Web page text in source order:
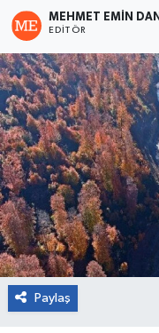
MEHMET EMIN
EDITÖR
Paylaş